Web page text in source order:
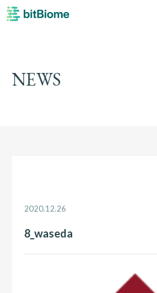
NEWS
2020.12.26
8_waseda